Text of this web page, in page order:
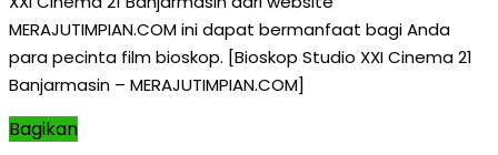
MERAJUTIMPIAN.COM ini dapat bermanfaat bagi Anda
para pecinta film bioskop. [Bioskop Studio XXI Cinema 21
Banjarmasin – MERAJUTIMPIAN.COM]
Bagikan